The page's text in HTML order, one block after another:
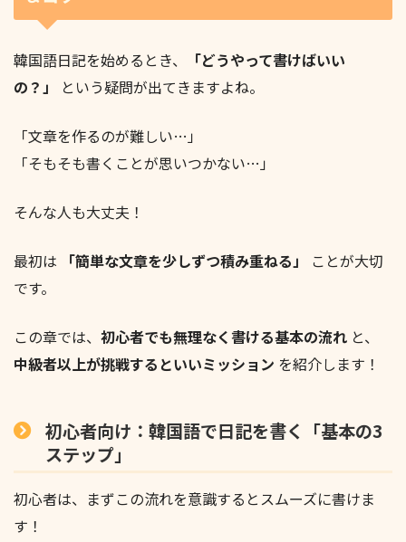
韓国語日記を始めるとき、
「どうやって書けばいい
の？」
という疑問が出てきますよね。
「文章を作るのが難しい…」
「そもそも書くことが思いつかない…」
そんな人も大丈夫！
最初は 「簡単な文章を少しずつ積み重ねる」
ことが大切
です。
この章では、 初心者でも無理なく書ける基本の流れ と、
中級者以上が挑戦するといいミッション を紹介します！
初心者向け：韓国語で日記を書く「基本の3
ステップ」
初心者は、まずこの流れを意識するとスムーズに書けま
す！